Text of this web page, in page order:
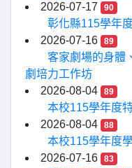
2026-07-17
90
彰化縣115學年
2026-07-16
89
客家劇場的身體
劇培力工作坊
2026-08-04
89
本校115學年度
2026-08-04
88
本校115學年度
2026-07-16
83